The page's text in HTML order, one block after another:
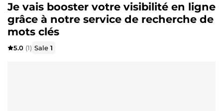
Je vais booster votre visibilité en ligne
grâce à notre service de recherche de
mots clés
5.0 (1) Sale1